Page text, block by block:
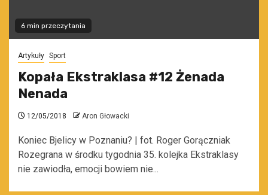
6 min przeczytania
Artykuły Sport
Kopała Ekstraklasa #12 Żenada
Nenada
12/05/2018 Aron Głowacki
Koniec Bjelicy w Poznaniu? | fot. Roger Gorączniak
Rozegrana w środku tygodnia 35. kolejka Ekstraklasy
nie zawiodła, emocji bowiem nie...